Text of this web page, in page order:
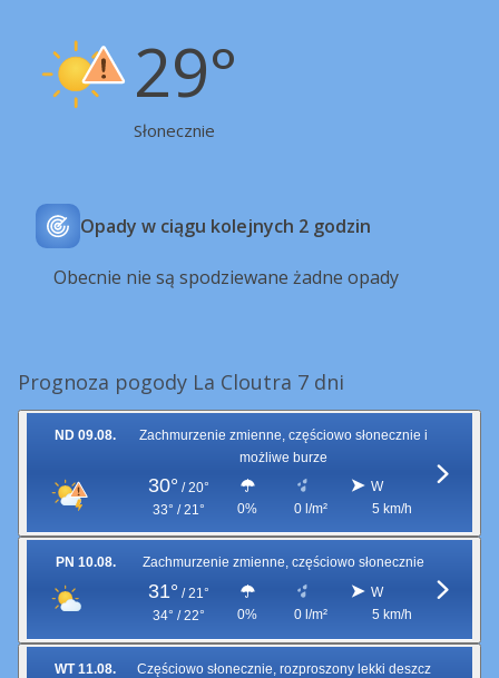
29°
Słonecznie
Opady w ciągu kolejnych 2 godzin
Obecnie nie są spodziewane żadne opady
Prognoza pogody La Cloutra 7 dni
ND 09.08.
Zachmurzenie zmienne, częściowo słonecznie i
możliwe burze
30° / 20°
33° / 21°
0% 0 l/m²
W
5 km/h
PN 10.08. Zachmurzenie zmienne, częściowo słonecznie
31° / 21°
34° / 22°
0% 0 l/m²
W
5 km/h
WT 11.08. Częściowo słonecznie, rozproszony lekki deszcz